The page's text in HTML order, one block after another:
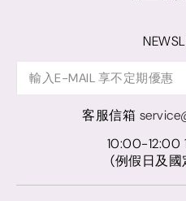
客服信箱
10:00-12:00
(例假日及